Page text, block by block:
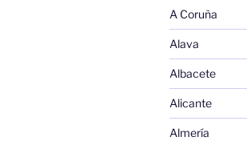
A Coruña
Alava
Albacete
Alicante
Almería